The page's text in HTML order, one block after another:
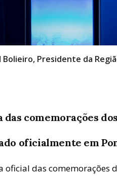
Bolieiro, Presidente da
das comemorações
oficialmente em
oficial das comemorações